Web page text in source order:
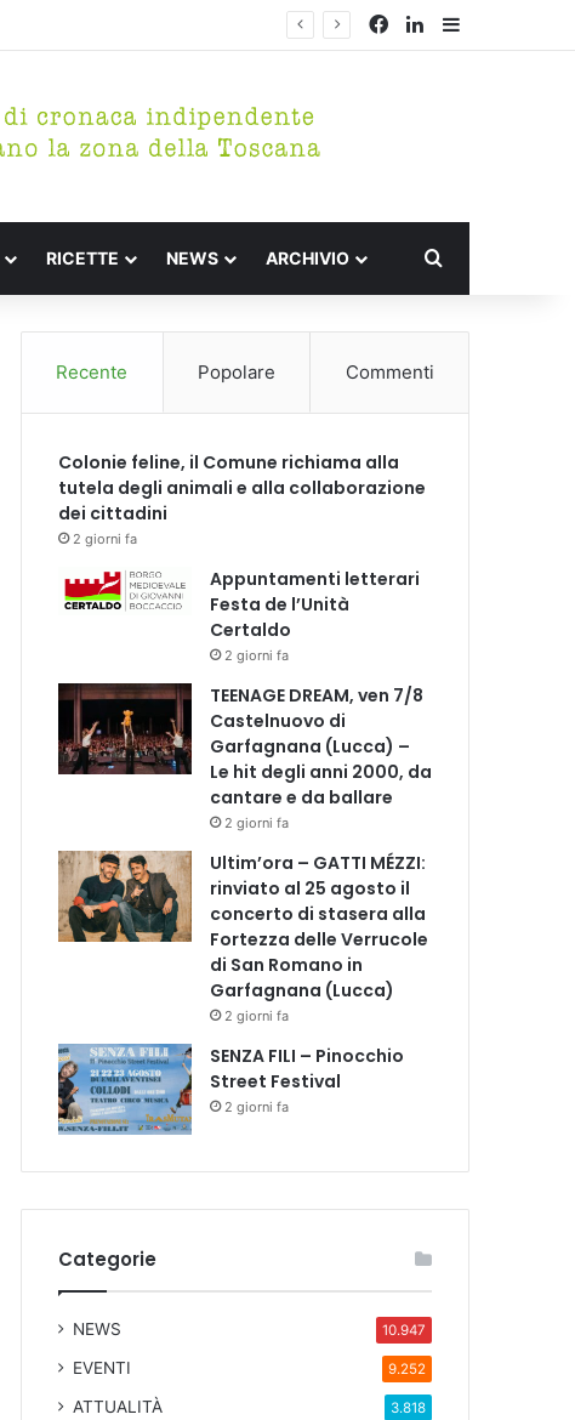
Facebook
LinkedIn
RICETTE NEWS ARCHIVIO
Recente Popolare Commenti
Colonie feline, il Comune richiama alla
tutela degli animali e alla collaborazione
dei cittadini
2 giorni fa
Appuntamenti letterari
Festa de l’Unità
Certaldo
2 giorni fa
TEENAGE DREAM, ven 7/8
Castelnuovo di
Garfagnana (Lucca) –
Le hit degli anni 2000, da
cantare e da ballare
2 giorni fa
Ultim’ora – GATTI MÉZZI:
rinviato al 25 agosto il
concerto di stasera alla
Fortezza delle Verrucole
di San Romano in
Garfagnana (Lucca)
2 giorni fa
SENZA FILI – Pinocchio
Street Festival
2 giorni fa
Categorie
NEWS 10.947
EVENTI 9.252
ATTUALITÀ 3.818